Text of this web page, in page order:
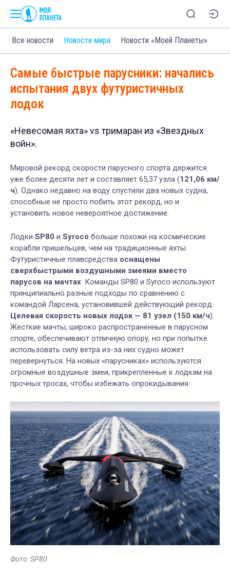
Все новости Новости мира Новости «Моей Планеты»
Самые быстрые парусники: начались
испытания двух футуристичных
лодок
«Невесомая яхта» vs тримаран из «Звездных
войн».
Мировой рекорд скорости парусного спорта держится
уже более десяти лет и составляет 65,37 узла (121,06 км/
ч). Однако недавно на воду спустили два новых судна,
способные не просто побить этот рекорд, но и
установить новое невероятное достижение.
Лодки SP80 и Syroco больше похожи на космические
корабли пришельцев, чем на традиционные яхты.
Футуристичные плавсредства оснащены
сверхбыстрыми воздушными змеями вместо
парусов на мачтах. Команды SP80 и Syroco используют
принципиально разные подходы по сравнению с
командой Ларсена, установившей действующий рекорд.
Целевая скорость новых лодок — 81 узел (150 км/ч).
Жесткие мачты, широко распространенные в парусном
спорте, обеспечивают отличную опору, но при попытке
использовать силу ветра из-за них судно может
перевернуться. На новых «парусниках» используются
огромные воздушные змеи, прикрепленные к лодкам на
прочных тросах, чтобы избежать опрокидывания.
Фото: SP80